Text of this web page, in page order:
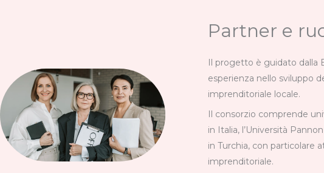
Partner e
Il progetto è guidato dalla
esperienza nello sviluppo
imprenditoriale locale.
Il consorzio comprende
in Italia, l’Università
in Turchia, con particolare
imprenditoriale.